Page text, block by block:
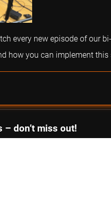
every new episode of our
how you can implement
– don’t miss out!